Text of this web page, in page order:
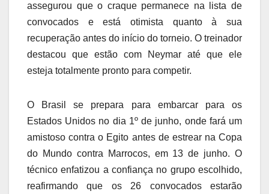
assegurou que o craque permanece na lista de
convocados e está otimista quanto à sua
recuperação antes do início do torneio. O treinador
destacou que estão com Neymar até que ele
esteja totalmente pronto para competir.
O Brasil se prepara para embarcar para os
Estados Unidos no dia 1º de junho, onde fará um
amistoso contra o Egito antes de estrear na Copa
do Mundo contra Marrocos, em 13 de junho. O
técnico enfatizou a confiança no grupo escolhido,
reafirmando que os 26 convocados estarão